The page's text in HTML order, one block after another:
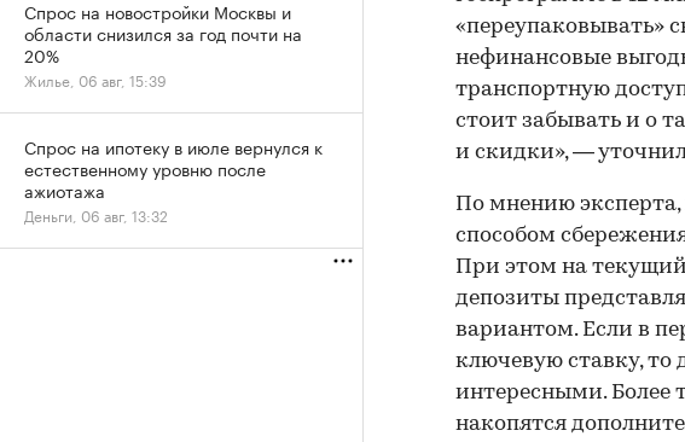
«переупаковывать»
нефинансовые
транспортную
стоит забывать и о
и скидки», —
По мнению
способом
При этом на
депозиты
вариантом. Если в
ключевую ставку, то
интересными. Более
накопятся
Спрос на новостройки Москвы и
области снизился за год почти на
20%
Жилье, 06 авг, 15:39
Спрос на ипотеку в июле вернулся к
естественному уровню после
ажиотажа
Деньги, 06 авг, 13:32